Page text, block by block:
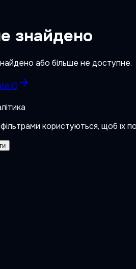
знайдено
або більше не доступне.
користуються, щоб їх